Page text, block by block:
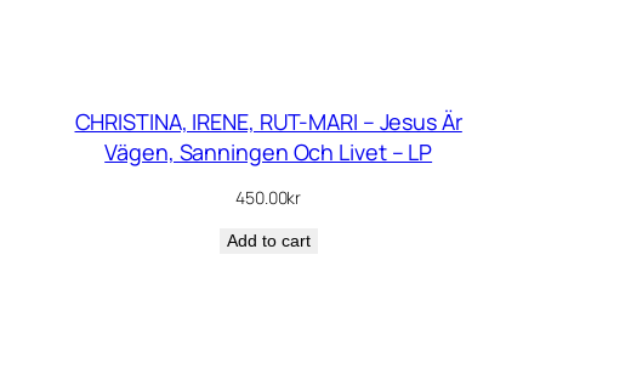
CHRISTINA, IRENE, RUT-MARI – Jesus Är
Vägen, Sanningen Och Livet – LP
450.00kr
Add to cart